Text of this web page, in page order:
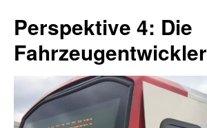
Perspektive 4: Die
Fahrzeugentwickler